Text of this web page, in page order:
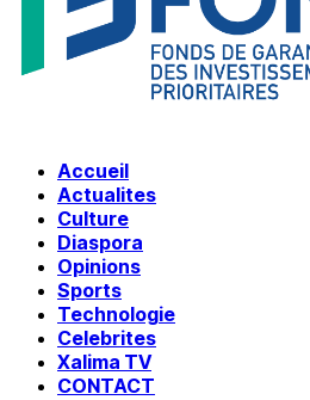
Accueil
Actualites
Culture
Diaspora
Opinions
Sports
Technologie
Celebrites
Xalima TV
CONTACT